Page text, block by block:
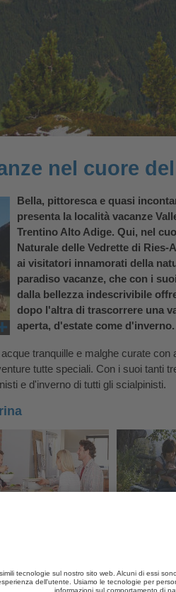
nel cuore
Bella, pittoresca e quasi
presenta la località vacanze
Trentino Alto Adige. Qui, nel
Naturale delle Vedrette di
ai visitatori innamorati della
paradiso vacanze, che con i
dalla bellezza indescrivibile
dopo l'altra di trascorrere una
aperta, d'estate come d'inverno.
tranquille e malghe curate con
tutte speciali. Con i suoi tanti
e d'inverno di tutti gli scialpinisti.
di Valle Aurina e le sue graziose
comodi e stendete le gambe,
in Val Aurina.